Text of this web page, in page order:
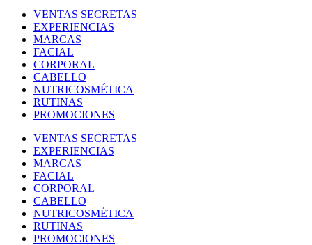
VENTAS SECRETAS
EXPERIENCIAS
MARCAS
FACIAL
CORPORAL
CABELLO
NUTRICOSMÉTICA
RUTINAS
PROMOCIONES
VENTAS SECRETAS
EXPERIENCIAS
MARCAS
FACIAL
CORPORAL
CABELLO
NUTRICOSMÉTICA
RUTINAS
PROMOCIONES